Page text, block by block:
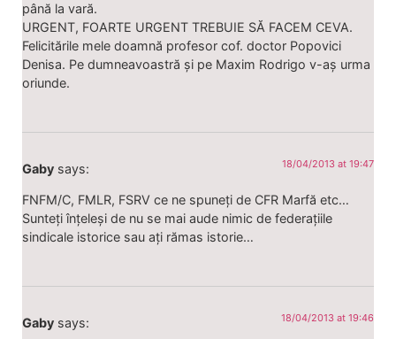
până la vară.
URGENT, FOARTE URGENT TREBUIE SĂ FACEM CEVA.
Felicitările mele doamnă profesor cof. doctor Popovici
Denisa. Pe dumneavoastră și pe Maxim Rodrigo v-aș urma
oriunde.
Gaby says: 18/04/2013 at 19:47
FNFM/C, FMLR, FSRV ce ne spuneți de CFR Marfă etc…
Sunteți înțeleși de nu se mai aude nimic de federațiile
sindicale istorice sau ați rămas istorie…
Gaby says: 18/04/2013 at 19:46